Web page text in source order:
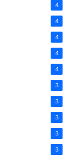
4
4
4
4
4
3
3
3
3
3